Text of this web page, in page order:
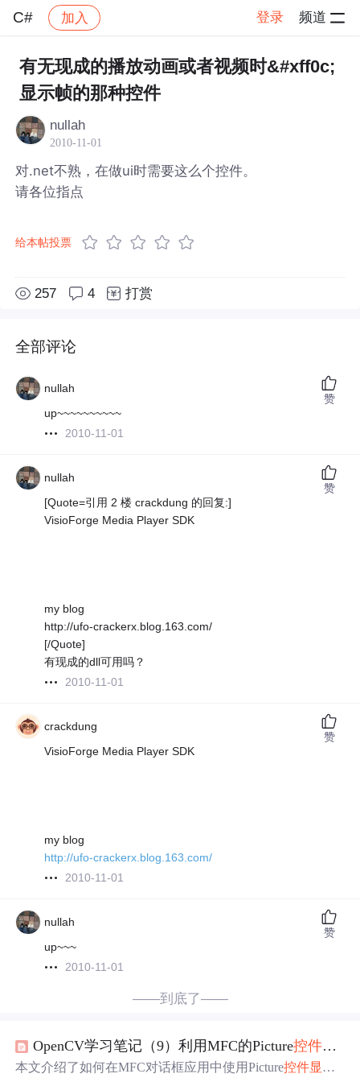
C# 加入 登录 频道
社区 C# 帖子详情
有无现成的播放动画或者视频时&#xff0c;
显示帧的那种控件
nullah
2010-11-01
对.net不熟，在做ui时需要这么个控件。
请各位指点
给本帖投票
257 4 打赏
全部评论
nullah
up~~~~~~~~~~
2010-11-01
赞
nullah
[Quote=引用 2 楼 crackdung 的回复:]
VisioForge Media Player SDK
my blog
http://ufo-crackerx.blog.163.com/
[/Quote]
有现成的dll可用吗？
2010-11-01
赞
crackdung
VisioForge Media Player SDK
my blog
http://ufo-crackerx.blog.163.com/
2010-11-01
赞
nullah
up~~~
2010-11-01
赞
——到底了——
OpenCV学习笔记（9）利用MFC的Picture控件显示
本文介绍了如何在MFC对话框应用中使用Picture控件显示